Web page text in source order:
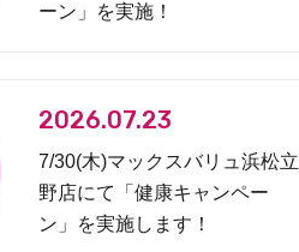
ーン」を実施！
2026.07.23
7/30(木)マックスバリュ浜松立
野店にて「健康キャンペー
ン」を実施します！